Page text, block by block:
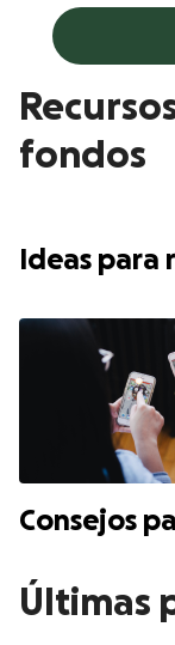
fondos
Ideas para
Consejos
Últimas